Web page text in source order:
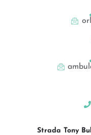
Strada Tony